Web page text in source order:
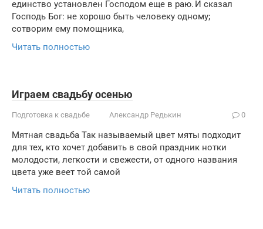
единство установлен Господом еще в раю. И сказал
Господь Бог: не хорошо быть человеку одному;
сотворим ему помощника,
Читать полностью
Играем свадьбу осенью
Подготовка к свадьбе Александр Редькин 0
Мятная свадьба Так называемый цвет мяты подходит
для тех, кто хочет добавить в свой праздник нотки
молодости, легкости и свежести, от одного названия
цвета уже веет той самой
Читать полностью